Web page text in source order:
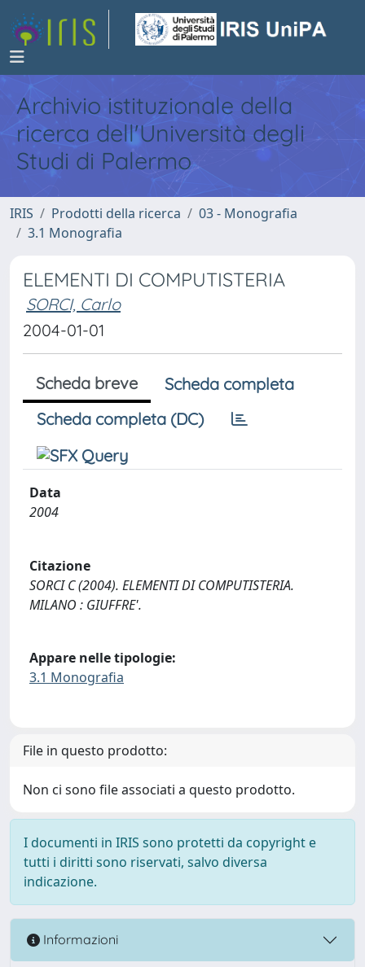
Archivio istituzionale della
ricerca dell'Università degli
Studi di Palermo
IRIS Prodotti della ricerca
03 - Monografia
3.1 Monografia
ELEMENTI DI COMPUTISTERIA
SORCI, Carlo
2004-01-01
Scheda breve
Scheda completa
Scheda completa (DC)
Data
2004
Citazione
SORCI C (2004). ELEMENTI DI COMPUTISTERIA.
MILANO : GIUFFRE'.
Appare nelle tipologie:
3.1 Monografia
File in questo prodotto:
Non ci sono file associati a questo prodotto.
I documenti in IRIS sono protetti da copyright e
tutti i diritti sono riservati, salvo diversa
indicazione.
Informazioni